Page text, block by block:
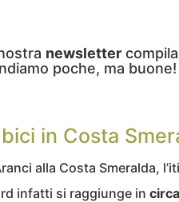
newsletter
poche, ma buone!
in Costa
alla Costa Smeralda,
infatti si raggiunge in